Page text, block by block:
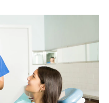
PARA PROFESIONALES
CUPONES